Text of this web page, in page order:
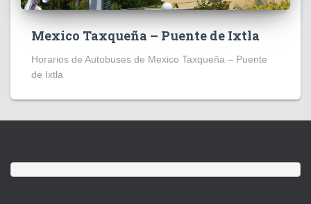
Mexico Taxqueña – Puente de Ixtla
Horarios de Autobuses de Mexico Taxqueña – Puente
de Ixtla